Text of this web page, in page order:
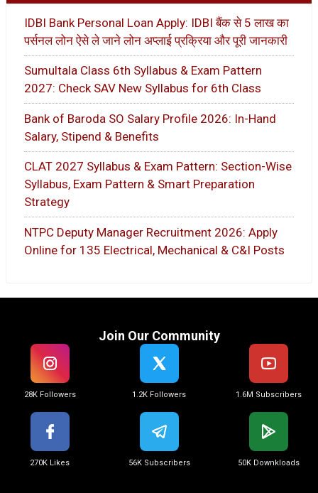
IDBI Bank Personal Loan Apply: IDBI बैंक से 5 लाख का
पर्सनल लोन ऐसे ले जाने लोन अप्लाई प्रक्रिया और पूरी जानकारी
Sumultala Class 6th Syllabus & Exam Pattern
2027: Check SAV New Syllabus for 6th Class
Bank of Baroda SO Salary Profile 2026: In-Hand
Salary, Stipend & Benefits
CLAT 2027 Syllabus & Exam Pattern: Section-Wise
Syllabus, Exam Pattern & Smart Preparation
Strategy
NTPC Deputy Manager Recruitment 2026: Apply
Online for 135 Electrical, Mechanical & C&I Posts
Join Our Community
28K Followers 1.2K Followers 1.6M Subscribers
270K Likes 56K Subscribers 50K Downkloads